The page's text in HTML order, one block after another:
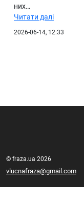
них…
Читати далі
2026-06-14, 12:33
© fraza.ua 2026
vlucnafraza@gmail.com